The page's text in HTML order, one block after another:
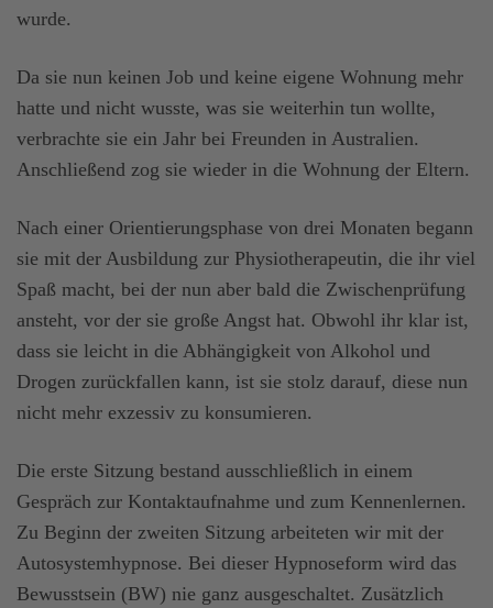
wurde.
Da sie nun keinen Job und keine eigene Wohnung mehr
hatte und nicht wusste, was sie weiterhin tun wollte,
verbrachte sie ein Jahr bei Freunden in Australien.
Anschließend zog sie wieder in die Wohnung der Eltern.
Nach einer Orientierungsphase von drei Monaten begann
sie mit der Ausbildung zur Physiotherapeutin, die ihr viel
Spaß macht, bei der nun aber bald die Zwischenprüfung
ansteht, vor der sie große Angst hat. Obwohl ihr klar ist,
dass sie leicht in die Abhängigkeit von Alkohol und
Drogen zurückfallen kann, ist sie stolz darauf, diese nun
nicht mehr exzessiv zu konsumieren.
Die erste Sitzung bestand ausschließlich in einem
Gespräch zur Kontaktaufnahme und zum Kennenlernen.
Zu Beginn der zweiten Sitzung arbeiteten wir mit der
Autosystemhypnose. Bei dieser Hypnoseform wird das
Bewusstsein (BW) nie ganz ausgeschaltet. Zusätzlich